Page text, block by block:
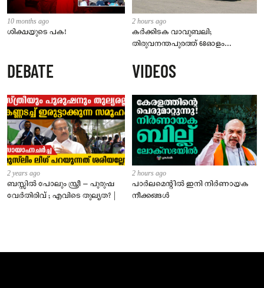
10 months ago
ശിക്ഷയുടെ പക!
2 hours ago
കർക്കിടക വാവുബലി;
തിരുവനന്തപുരത്ത് 68ഓളം
കെഎസ്ആർടിസി
DEBATE
2 years ago
ബസ്സിൽ പോലും സ്ത്രീ – പുരുഷ
വേർതിരിവ് ; എവിടെ തുല്യത? |
VIDEOS
2 hours ago
പാർലമെന്റിൽ ഇനി നിർണായക
നീക്കങ്ങൾ